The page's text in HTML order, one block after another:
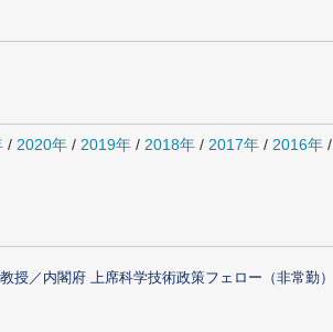
/ 2020年 / 2019年 / 2018年 / 2017年 / 2016年 /
授／内閣府 上席科学技術政策フェロー（非常勤）